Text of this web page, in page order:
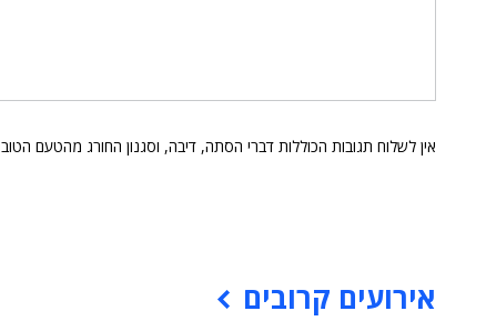
אין לשלוח תגובות הכוללות דברי הסתה, דיבה, וסגנון החורג מהטעם הטוב
אירועים קרובים